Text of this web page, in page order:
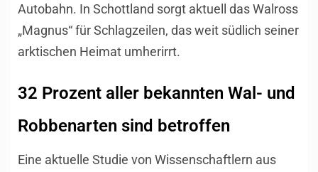
Autobahn. In Schottland sorgt aktuell das Walross
„Magnus“ für Schlagzeilen, das weit südlich seiner
arktischen Heimat umherirrt.
32 Prozent aller bekannten Wal- und
Robbenarten sind betroffen
Eine aktuelle Studie von Wissenschaftlern aus